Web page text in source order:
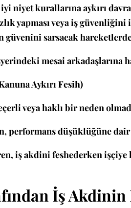
niyet kurallarına aykırı
yapması veya iş
güvenini sarsacak
mesai arkadaşlarına
Aykırı Fesih)
veya haklı bir neden
performans düşüklüğüne
iş akdini feshederken işçiye
İş Akdinin